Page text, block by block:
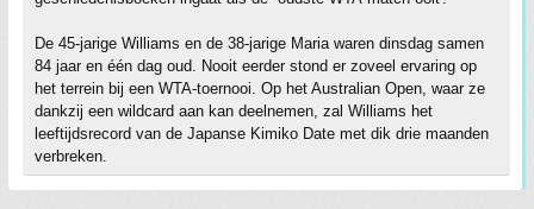
De 45-jarige Williams en de 38-jarige Maria waren dinsdag samen
84 jaar en één dag oud. Nooit eerder stond er zoveel ervaring op
het terrein bij een WTA-toernooi. Op het Australian Open, waar ze
dankzij een wildcard aan kan deelnemen, zal Williams het
leeftijdsrecord van de Japanse Kimiko Date met dik drie maanden
verbreken.